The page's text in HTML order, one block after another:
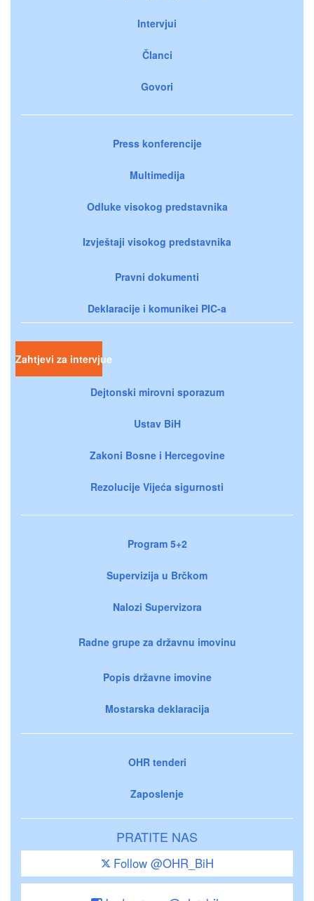
Intervjui
Članci
Govori
Press konferencije
Multimedija
Odluke visokog predstavnika
Izvještaji visokog predstavnika
Pravni dokumenti
Deklaracije i komunikei PIC-a
Zahtjevi za intervjue
Dejtonski mirovni sporazum
Ustav BiH
Zakoni Bosne i Hercegovine
Rezolucije Vijeća sigurnosti
Program 5+2
Supervizija u Brčkom
Nalozi Supervizora
Radne grupe za državnu imovinu
Popis državne imovine
Mostarska deklaracija
OHR tenderi
Zaposlenje
PRATITE NAS
Follow @OHR_BiH